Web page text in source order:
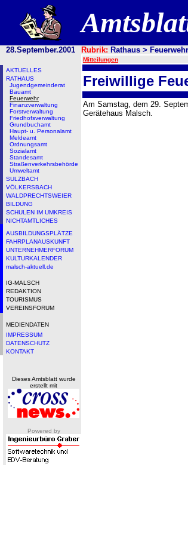
28.September.2001 Rubrik: Rathaus > Feuerwehr
AKTUELLES
RATHAUS
Jugendgemeinderat
Bauamt
Feuerwehr
Finanzverwaltung
Forstverwaltung
Friedhofsverwaltung
Grundbuchamt
Haupt- u. Personalamt
Meldeamt
Ordnungsamt
Sozialamt
Standesamt
Straßenverkehrsbehörde
Umweltamt
SULZBACH
VÖLKERSBACH
WALDPRECHTSWEIER
BILDUNG
SCHULEN IM UMKREIS
NICHTAMTLICHES
AUSBILDUNGSPLÄTZE
FAHRPLANAUSKUNFT
UNTERNEHMERFORUM
KULTURKALENDER
malsch-aktuell.de
IG-MALSCH
REDAKTION
TOURISMUS
VEREINSFORUM
MEDIENDATEN
IMPRESSUM
DATENSCHUTZ
KONTAKT
Dieses Amtsblatt wurde
erstellt mit
Powered by
Mitteilungen
Freiwillige
Am Samstag, dem 29.
Gerätehaus Malsch.